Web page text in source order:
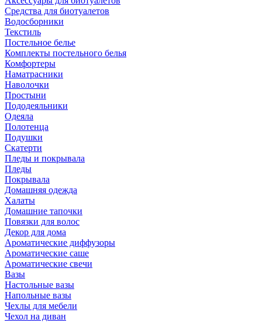
Средства для биотуалетов
Водосборники
Текстиль
Постельное белье
Комплекты постельного белья
Комфортеры
Наматрасники
Наволочки
Простыни
Пододеяльники
Одеяла
Полотенца
Подушки
Скатерти
Пледы и покрывала
Пледы
Покрывала
Домашняя одежда
Халаты
Домашние тапочки
Повязки для волос
Декор для дома
Ароматические диффузоры
Ароматические саше
Ароматические свечи
Вазы
Настольные вазы
Напольные вазы
Чехлы для мебели
Чехол на диван